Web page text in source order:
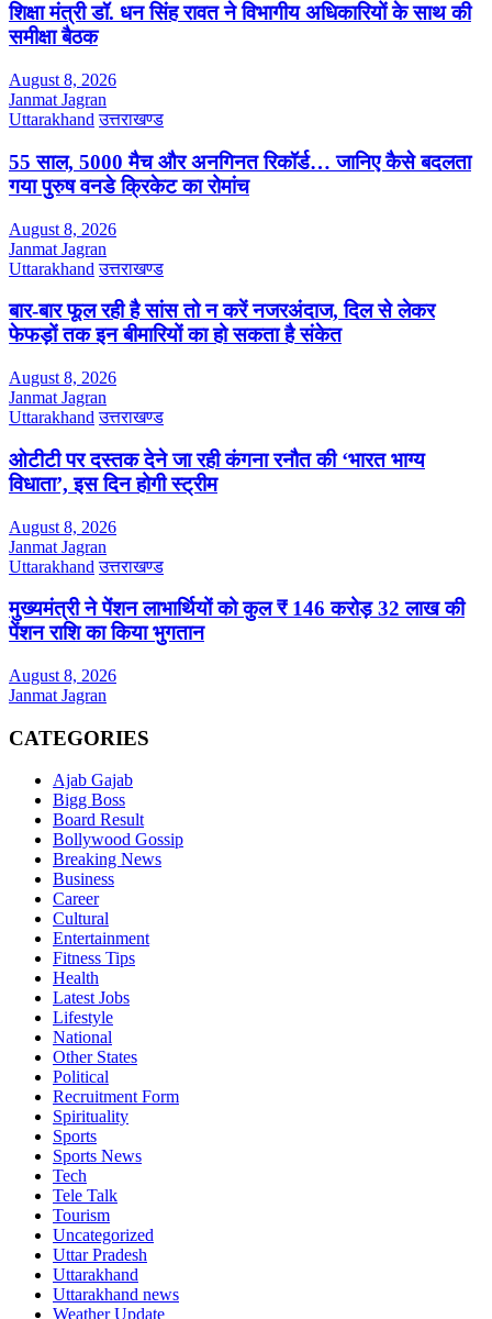
शिक्षा मंत्री डॉ. धन सिंह रावत ने विभागीय अधिकारियों के साथ की
समीक्षा बैठक
August 8, 2026
Janmat Jagran
Uttarakhand उत्तराखण्ड
55 साल, 5000 मैच और अनगिनत रिकॉर्ड… जानिए कैसे बदलता
गया पुरुष वनडे क्रिकेट का रोमांच
August 8, 2026
Janmat Jagran
Uttarakhand उत्तराखण्ड
बार-बार फूल रही है सांस तो न करें नजरअंदाज, दिल से लेकर
फेफड़ों तक इन बीमारियों का हो सकता है संकेत
August 8, 2026
Janmat Jagran
Uttarakhand उत्तराखण्ड
ओटीटी पर दस्तक देने जा रही कंगना रनौत की ‘भारत भाग्य
विधाता’, इस दिन होगी स्ट्रीम
August 8, 2026
Janmat Jagran
Uttarakhand उत्तराखण्ड
मुख्यमंत्री ने पेंशन लाभार्थियों को कुल ₹ 146 करोड़ 32 लाख की
पेंशन राशि का किया भुगतान
August 8, 2026
Janmat Jagran
CATEGORIES
Ajab Gajab
Bigg Boss
Board Result
Bollywood Gossip
Breaking News
Business
Career
Cultural
Entertainment
Fitness Tips
Health
Latest Jobs
Lifestyle
National
Other States
Political
Recruitment Form
Spirituality
Sports
Sports News
Tech
Tele Talk
Tourism
Uncategorized
Uttar Pradesh
Uttarakhand
Uttarakhand news
Weather Update